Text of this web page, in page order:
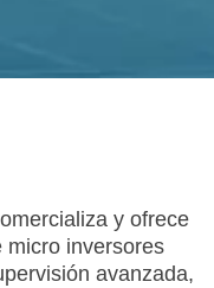
y ofrece
micro inversores
avanzada,